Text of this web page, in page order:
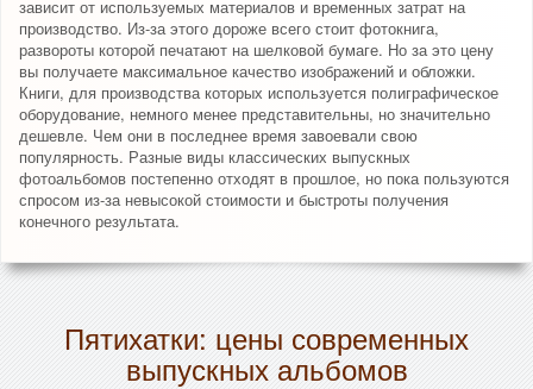
зависит от используемых материалов и временных затрат на
производство. Из-за этого дороже всего стоит фотокнига,
развороты которой печатают на шелковой бумаге. Но за это цену
вы получаете максимальное качество изображений и обложки.
Книги, для производства которых используется полиграфическое
оборудование, немного менее представительны, но значительно
дешевле. Чем они в последнее время завоевали свою
популярность. Разные виды классических выпускных
фотоальбомов постепенно отходят в прошлое, но пока пользуются
спросом из-за невысокой стоимости и быстроты получения
конечного результата.
Пятихатки: цены современных
выпускных альбомов